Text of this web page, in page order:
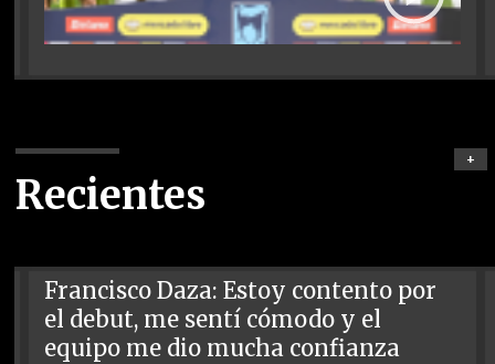
Recientes
+
Francisco Daza: Estoy contento por
el debut, me sentí cómodo y el
equipo me dio mucha confianza